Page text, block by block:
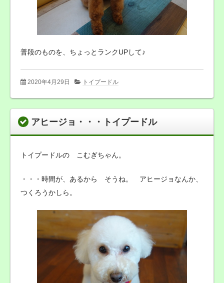
普段のものを、ちょっとランクUPして♪
2020年4月29日 トイプードル
アヒージョ・・・トイプードル
トイプードルの こむぎちゃん。
・・・時間が、あるから そうね。 アヒージョなんか、
つくろうかしら。